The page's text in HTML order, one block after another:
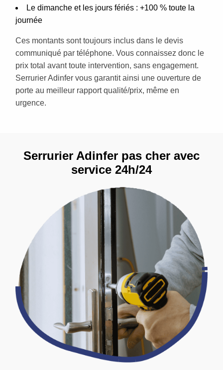
Le dimanche et les jours fériés : +100 % toute la
journée
Ces montants sont toujours inclus dans le devis
communiqué par téléphone. Vous connaissez donc le
prix total avant toute intervention, sans engagement.
Serrurier Adinfer vous garantit ainsi une ouverture de
porte au meilleur rapport qualité/prix, même en
urgence.
Serrurier Adinfer pas cher avec
service 24h/24